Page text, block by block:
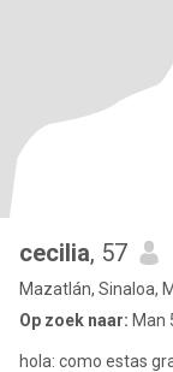
cecilia, 57
Mazatlán, Sinaloa,
Op zoek naar: Man
hola: como estas